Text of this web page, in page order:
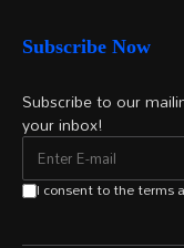
Subscribe Now
Subscribe to our
your inbox!
I consent to the terms